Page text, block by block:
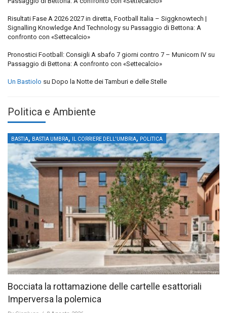
Risultati Fase A 2026 2027 in diretta, Football Italia – Siggknowtech |
Signalling Knowledge And Technology su Passaggio di Bettona: A
confronto con «Settecalcio»
Pronostici Football: Consigli A sbafo 7 giorni contro 7 – Municorn IV su
Passaggio di Bettona: A confronto con «Settecalcio»
Un Bastiolo su Dopo la Notte dei Tamburi e delle Stelle
Politica e Ambiente
BASTIA, BASTIA UMBRA, IL CORRIERE DELL'UMBRIA, POLITICA
Bocciata la rottamazione delle cartelle esattoriali
Imperversa la polemica